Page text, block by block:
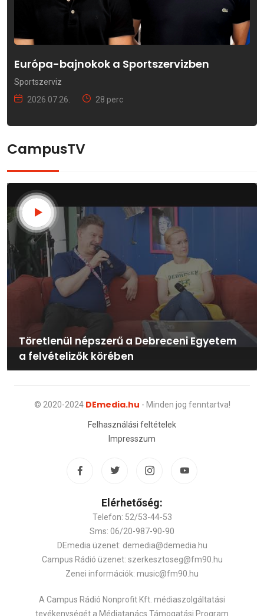
Európa-bajnokok a Sportszervizben
Sportszerviz
2026.07.26.
28 perc
CampusTV
Töretlenül népszerű a Debreceni Egyetem
a felvételizők körében
© 2020-2024 DEmedia.hu - Minden jog fenntartva!
Felhasználási feltételek
Impresszum
Elérhetőség:
Telefon: 52/53-44-53
Sms: 06/20-987-90-90
DEmedia üzenet: demedia@demedia.hu
Campus Rádió üzenet: szerkesztoseg@fm90.hu
Zenei információk: music@fm90.hu
A Campus Rádió Nonprofit Kft. médiaszolgáltatási
tevékenységét a Médiatanács Támogatási Program